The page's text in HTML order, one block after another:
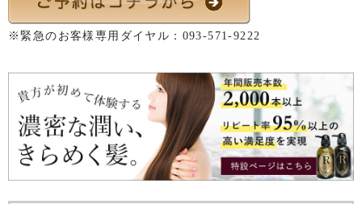
※緊急のお客様専用ダイヤル： 093-571-9222